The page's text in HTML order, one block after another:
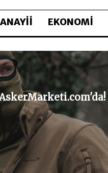
EKONOMİ